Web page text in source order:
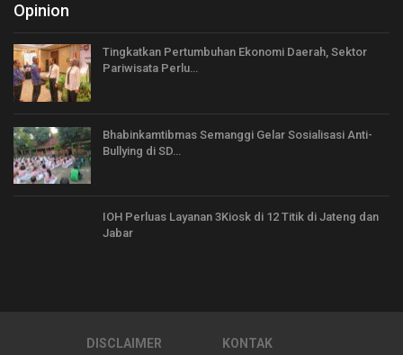
Opinion
Tingkatkan Pertumbuhan Ekonomi Daerah, Sektor
Pariwisata Perlu…
Bhabinkamtibmas Semanggi Gelar Sosialisasi Anti-
Bullying di SD…
IOH Perluas Layanan 3Kiosk di 12 Titik di Jateng dan
Jabar
DISCLAIMER KONTAK